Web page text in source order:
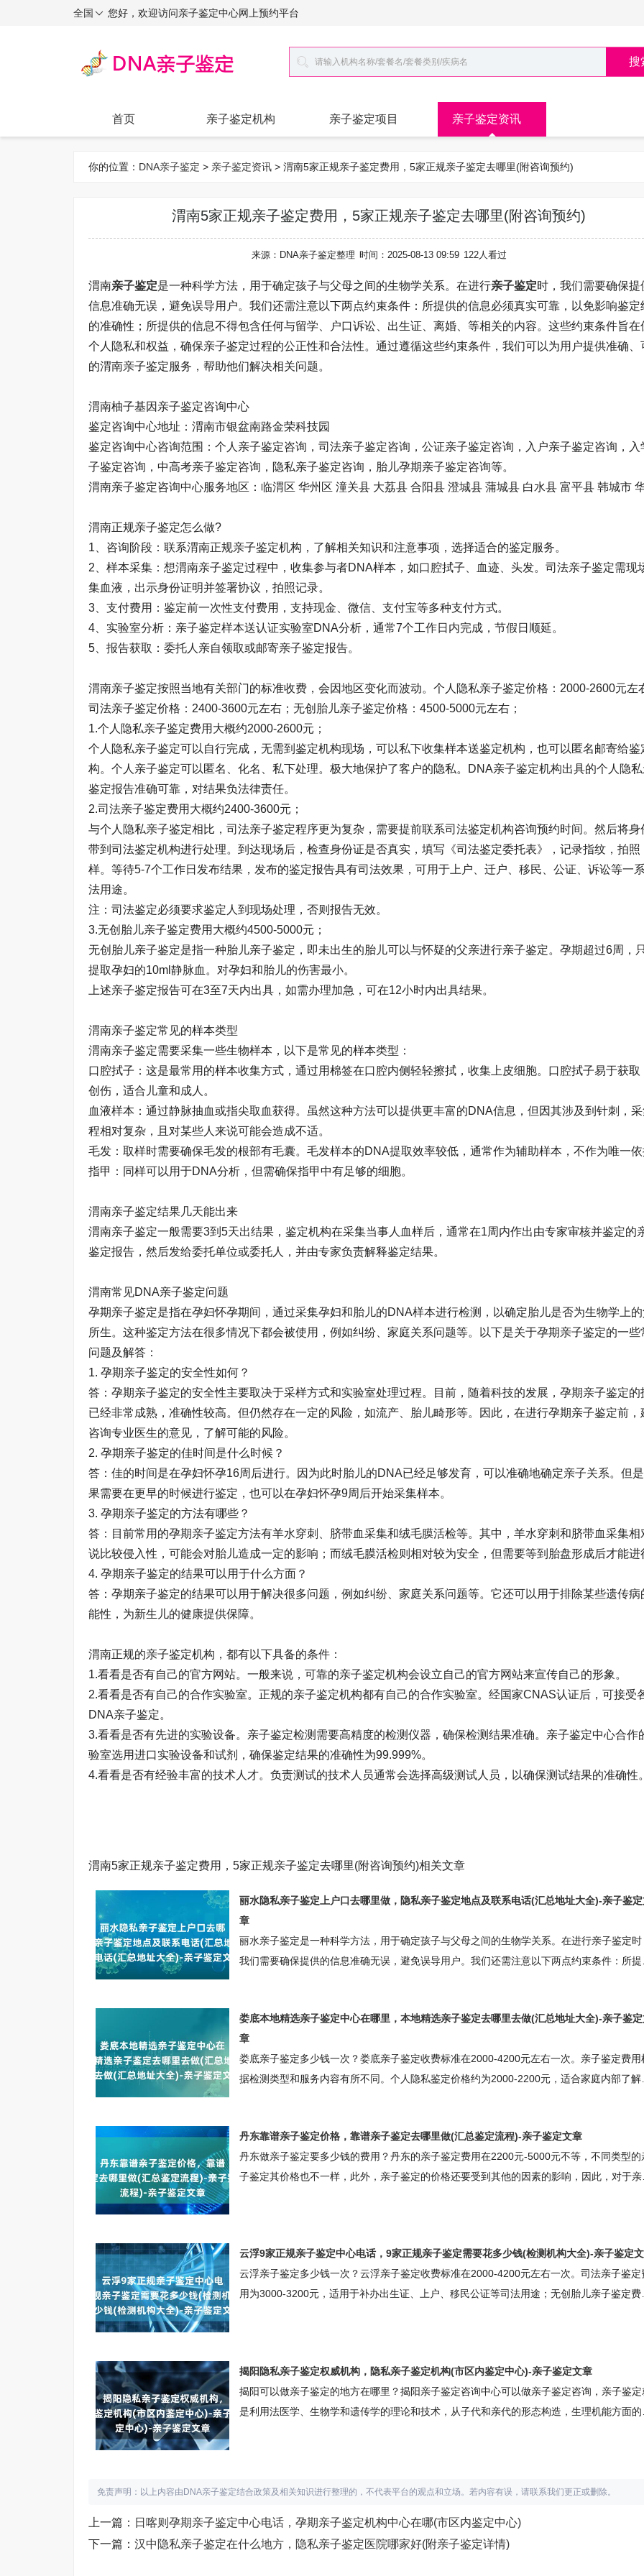
全国 您好，欢迎访问亲子鉴定中心网上预约平台
搜
首页 亲子鉴定机构 亲子鉴定项目 亲子鉴定资讯
你的位置： DNA亲子鉴定 > 亲子鉴定资讯 > 渭南5家正规亲子鉴定费用，5家正规亲子鉴定去哪里(附咨询预约)
渭南5家正规亲子鉴定费用，5家正规亲子鉴定去哪里(附咨询预约)
来源：DNA亲子鉴定整理 时间：2025-08-13 09:59 122人看过
渭南亲子鉴定是一种科学方法，用于确定孩子与父母之间的生物学关系。在进行亲子鉴定时，我们需要确保提
信息准确无误，避免误导用户。我们还需注意以下两点约束条件：所提供的信息必须真实可靠，以免影响鉴定
的准确性；所提供的信息不得包含任何与留学、户口诉讼、出生证、离婚、等相关的内容。这些约束条件旨在
个人隐私和权益，确保亲子鉴定过程的公正性和合法性。通过遵循这些约束条件，我们可以为用户提供准确、
的渭南亲子鉴定服务，帮助他们解决相关问题。
渭南柚子基因亲子鉴定咨询中心
鉴定咨询中心地址：渭南市银盆南路金荣科技园
鉴定咨询中心咨询范围：个人亲子鉴定咨询，司法亲子鉴定咨询，公证亲子鉴定咨询，入户亲子鉴定咨询，入
子鉴定咨询，中高考亲子鉴定咨询，隐私亲子鉴定咨询，胎儿孕期亲子鉴定咨询等。
渭南亲子鉴定咨询中心服务地区：临渭区 华州区 潼关县 大荔县 合阳县 澄城县 蒲城县 白水县 富平县 韩城市
渭南正规亲子鉴定怎么做?
1、咨询阶段：联系渭南正规亲子鉴定机构，了解相关知识和注意事项，选择适合的鉴定服务。
2、样本采集：想渭南亲子鉴定过程中，收集参与者DNA样本，如口腔拭子、血迹、头发。司法亲子鉴定需现
集血液，出示身份证明并签署协议，拍照记录。
3、支付费用：鉴定前一次性支付费用，支持现金、微信、支付宝等多种支付方式。
4、实验室分析：亲子鉴定样本送认证实验室DNA分析，通常7个工作日内完成，节假日顺延。
5、报告获取：委托人亲自领取或邮寄亲子鉴定报告。
渭南亲子鉴定按照当地有关部门的标准收费，会因地区变化而波动。个人隐私亲子鉴定价格：2000-2600元左
司法亲子鉴定价格：2400-3600元左右；无创胎儿亲子鉴定价格：4500-5000元左右；
1.个人隐私亲子鉴定费用大概约2000-2600元；
个人隐私亲子鉴定可以自行完成，无需到鉴定机构现场，可以私下收集样本送鉴定机构，也可以匿名邮寄给鉴
构。个人亲子鉴定可以匿名、化名、私下处理。极大地保护了客户的隐私。DNA亲子鉴定机构出具的个人隐
鉴定报告准确可靠，对结果负法律责任。
2.司法亲子鉴定费用大概约2400-3600元；
与个人隐私亲子鉴定相比，司法亲子鉴定程序更为复杂，需要提前联系司法鉴定机构咨询预约时间。然后将身
带到司法鉴定机构进行处理。到达现场后，检查身份证是否真实，填写《司法鉴定委托表》，记录指纹，拍照
样。等待5-7个工作日发布结果，发布的鉴定报告具有司法效果，可用于上户、迁户、移民、公证、诉讼等一
法用途。
注：司法鉴定必须要求鉴定人到现场处理，否则报告无效。
3.无创胎儿亲子鉴定费用大概约4500-5000元；
无创胎儿亲子鉴定是指一种胎儿亲子鉴定，即未出生的胎儿可以与怀疑的父亲进行亲子鉴定。孕期超过6周，
提取孕妇的10ml静脉血。对孕妇和胎儿的伤害最小。
上述亲子鉴定报告可在3至7天内出具，如需办理加急，可在12小时内出具结果。
渭南亲子鉴定常见的样本类型
渭南亲子鉴定需要采集一些生物样本，以下是常见的样本类型：
口腔拭子：这是最常用的样本收集方式，通过用棉签在口腔内侧轻轻擦拭，收集上皮细胞。口腔拭子易于获取
创伤，适合儿童和成人。
血液样本：通过静脉抽血或指尖取血获得。虽然这种方法可以提供更丰富的DNA信息，但因其涉及到针刺，
程相对复杂，且对某些人来说可能会造成不适。
毛发：取样时需要确保毛发的根部有毛囊。毛发样本的DNA提取效率较低，通常作为辅助样本，不作为唯一依
指甲：同样可以用于DNA分析，但需确保指甲中有足够的细胞。
渭南亲子鉴定结果几天能出来
渭南亲子鉴定一般需要3到5天出结果，鉴定机构在采集当事人血样后，通常在1周内作出由专家审核并鉴定的
鉴定报告，然后发给委托单位或委托人，并由专家负责解释鉴定结果。
渭南常见DNA亲子鉴定问题
孕期亲子鉴定是指在孕妇怀孕期间，通过采集孕妇和胎儿的DNA样本进行检测，以确定胎儿是否为生物学上
所生。这种鉴定方法在很多情况下都会被使用，例如纠纷、家庭关系问题等。以下是关于孕期亲子鉴定的一些
问题及解答：
1. 孕期亲子鉴定的安全性如何？
答：孕期亲子鉴定的安全性主要取决于采样方式和实验室处理过程。目前，随着科技的发展，孕期亲子鉴定的
已经非常成熟，准确性较高。但仍然存在一定的风险，如流产、胎儿畸形等。因此，在进行孕期亲子鉴定前，
咨询专业医生的意见，了解可能的风险。
2. 孕期亲子鉴定的佳时间是什么时候？
答：佳的时间是在孕妇怀孕16周后进行。因为此时胎儿的DNA已经足够发育，可以准确地确定亲子关系。但
果需要在更早的时候进行鉴定，也可以在孕妇怀孕9周后开始采集样本。
3. 孕期亲子鉴定的方法有哪些？
答：目前常用的孕期亲子鉴定方法有羊水穿刺、脐带血采集和绒毛膜活检等。其中，羊水穿刺和脐带血采集相
说比较侵入性，可能会对胎儿造成一定的影响；而绒毛膜活检则相对较为安全，但需要等到胎盘形成后才能进
4. 孕期亲子鉴定的结果可以用于什么方面？
答：孕期亲子鉴定的结果可以用于解决很多问题，例如纠纷、家庭关系问题等。它还可以用于排除某些遗传病
能性，为新生儿的健康提供保障。
渭南正规的亲子鉴定机构，都有以下具备的条件：
1.看看是否有自己的官方网站。一般来说，可靠的亲子鉴定机构会设立自己的官方网站来宣传自己的形象。
2.看看是否有自己的合作实验室。正规的亲子鉴定机构都有自己的合作实验室。经国家CNAS认证后，可接受
DNA亲子鉴定。
3.看看是否有先进的实验设备。亲子鉴定检测需要高精度的检测仪器，确保检测结果准确。亲子鉴定中心合作
验室选用进口实验设备和试剂，确保鉴定结果的准确性为99.999%。
4.看看是否有经验丰富的技术人才。负责测试的技术人员通常会选择高级测试人员，以确保测试结果的准确性。
渭南5家正规亲子鉴定费用，5家正规亲子鉴定去哪里(附咨询预约)相关文章
丽水隐私亲子鉴定上户口去哪里做，隐私亲子鉴定地点及联系电话(汇总地址大全)-亲子鉴
章
丽水亲子鉴定是一种科学方法，用于确定孩子与父母之间的生物学关系。在进行亲子鉴定时
我们需要确保提供的信息准确无误，避免误导用户。我们还需注意以下两点约束条件：所提
过程的公正性和合法性。通过遵循这些约束条件，我们可以为用户提供准确、可靠的丽水亲
鉴定服务，帮助他们解决相关问题。丽水柚子基因正规亲子鉴定咨询中心丽水柚子基因亲子
定咨询
娄底本地精选亲子鉴定中心在哪里，本地精选亲子鉴定去哪里去做(汇总地址大全)-亲子鉴
章
娄底亲子鉴定多少钱一次？娄底亲子鉴定收费标准在2000-4200元左右一次。亲子鉴定费用
据检测类型和服务内容有所不同。个人隐私鉴定价格约为2000-2200元，适合家庭内部了解
（如烟蒂、口香糖等）或加急服务可能产生额外费用。选择正规鉴定机构时，需确认其是否
备CMA/CNAS资质，以确保检测结果的准确性和费用的透明
丹东靠谱亲子鉴定价格，靠谱亲子鉴定去哪里做(汇总鉴定流程)-亲子鉴定文章
丹东做亲子鉴定要多少钱的费用？丹东的亲子鉴定费用在2200元-5000元不等，不同类型的
子鉴定其价格也不一样，此外，亲子鉴定的价格还要受到其他的因素的影响，因此，对于亲
亲子鉴定，移民亲子鉴定，入户亲子鉴定中考亲子鉴定，高考亲子鉴定，隐私亲子鉴定，
云浮9家正规亲子鉴定中心电话，9家正规亲子鉴定需要花多少钱(检测机构大全)-亲子鉴定
云浮亲子鉴定多少钱一次？云浮亲子鉴定收费标准在2000-4200元左右一次。司法亲子鉴定
用为3000-3200元，适用于补办出生证、上户、移民公证等司法用途；无创胎儿亲子鉴定费
心咨询范围：上户口亲子鉴定咨询，个人亲子鉴定咨询，司法亲子鉴
揭阳隐私亲子鉴定权威机构，隐私亲子鉴定机构(市区内鉴定中心)-亲子鉴定文章
揭阳可以做亲子鉴定的地方在哪里？揭阳亲子鉴定咨询中心可以做亲子鉴定咨询，亲子鉴定
是利用法医学、生物学和遗传学的理论和技术，从子代和亲代的形态构造，生理机能方面的
咨询，入学亲子鉴定咨询，中高考亲子鉴定咨询，隐私亲子鉴定咨询，胎儿孕期亲子鉴定咨
免责声明：以上内容由DNA亲子鉴定结合政策及相关知识进行整理的，不代表平台的观点和立场。若内容有误，请联系我们更正或删除。
上一篇： 日喀则孕期亲子鉴定中心电话，孕期亲子鉴定机构中心在哪(市区内鉴定中心)
下一篇： 汉中隐私亲子鉴定在什么地方，隐私亲子鉴定医院哪家好(附亲子鉴定详情)